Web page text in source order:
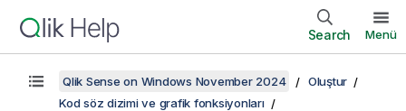
Search Menü
Qlik Sense on Windows November 2024
Oluştur
Kod söz dizimi ve grafik fonksiyonları